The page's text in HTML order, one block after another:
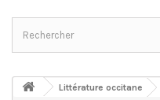
Littérature occitane